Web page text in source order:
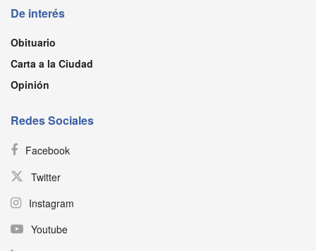
De interés
Obituario
Carta a la Ciudad
Opinión
Redes Sociales
Facebook
Twitter
Instagram
Youtube